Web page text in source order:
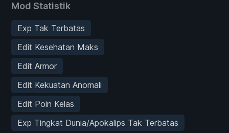
Mod Statistik
Exp Tak Terbatas
Edit Kesehatan Maks
Edit Armor
Edit Kekuatan Anomali
Edit Poin Kelas
Exp Tingkat Dunia/Apokalips Tak Terbatas